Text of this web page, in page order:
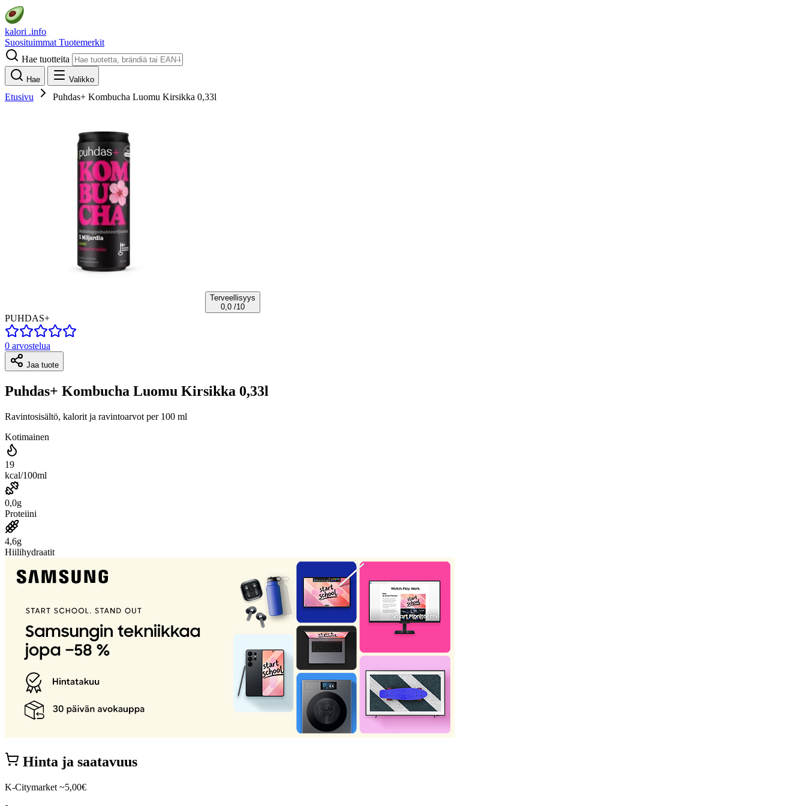
kalori .info
Suosituimmat Tuotemerkit
Hae tuotteita
Hae Valikko
Etusivu Puhdas+ Kombucha Luomu Kirsikka 0,33l
Terveellisyys
0,0 /10
PUHDAS+
0 arvostelua
Jaa tuote
Puhdas+ Kombucha Luomu Kirsikka 0,33l
Ravintosisältö, kalorit ja ravintoarvot per 100 ml
Kotimainen
19
kcal/100ml
0,0g
Proteiini
4,6g
Hiilihydraatit
Hinta ja saatavuus
K-Citymarket ~5,00€